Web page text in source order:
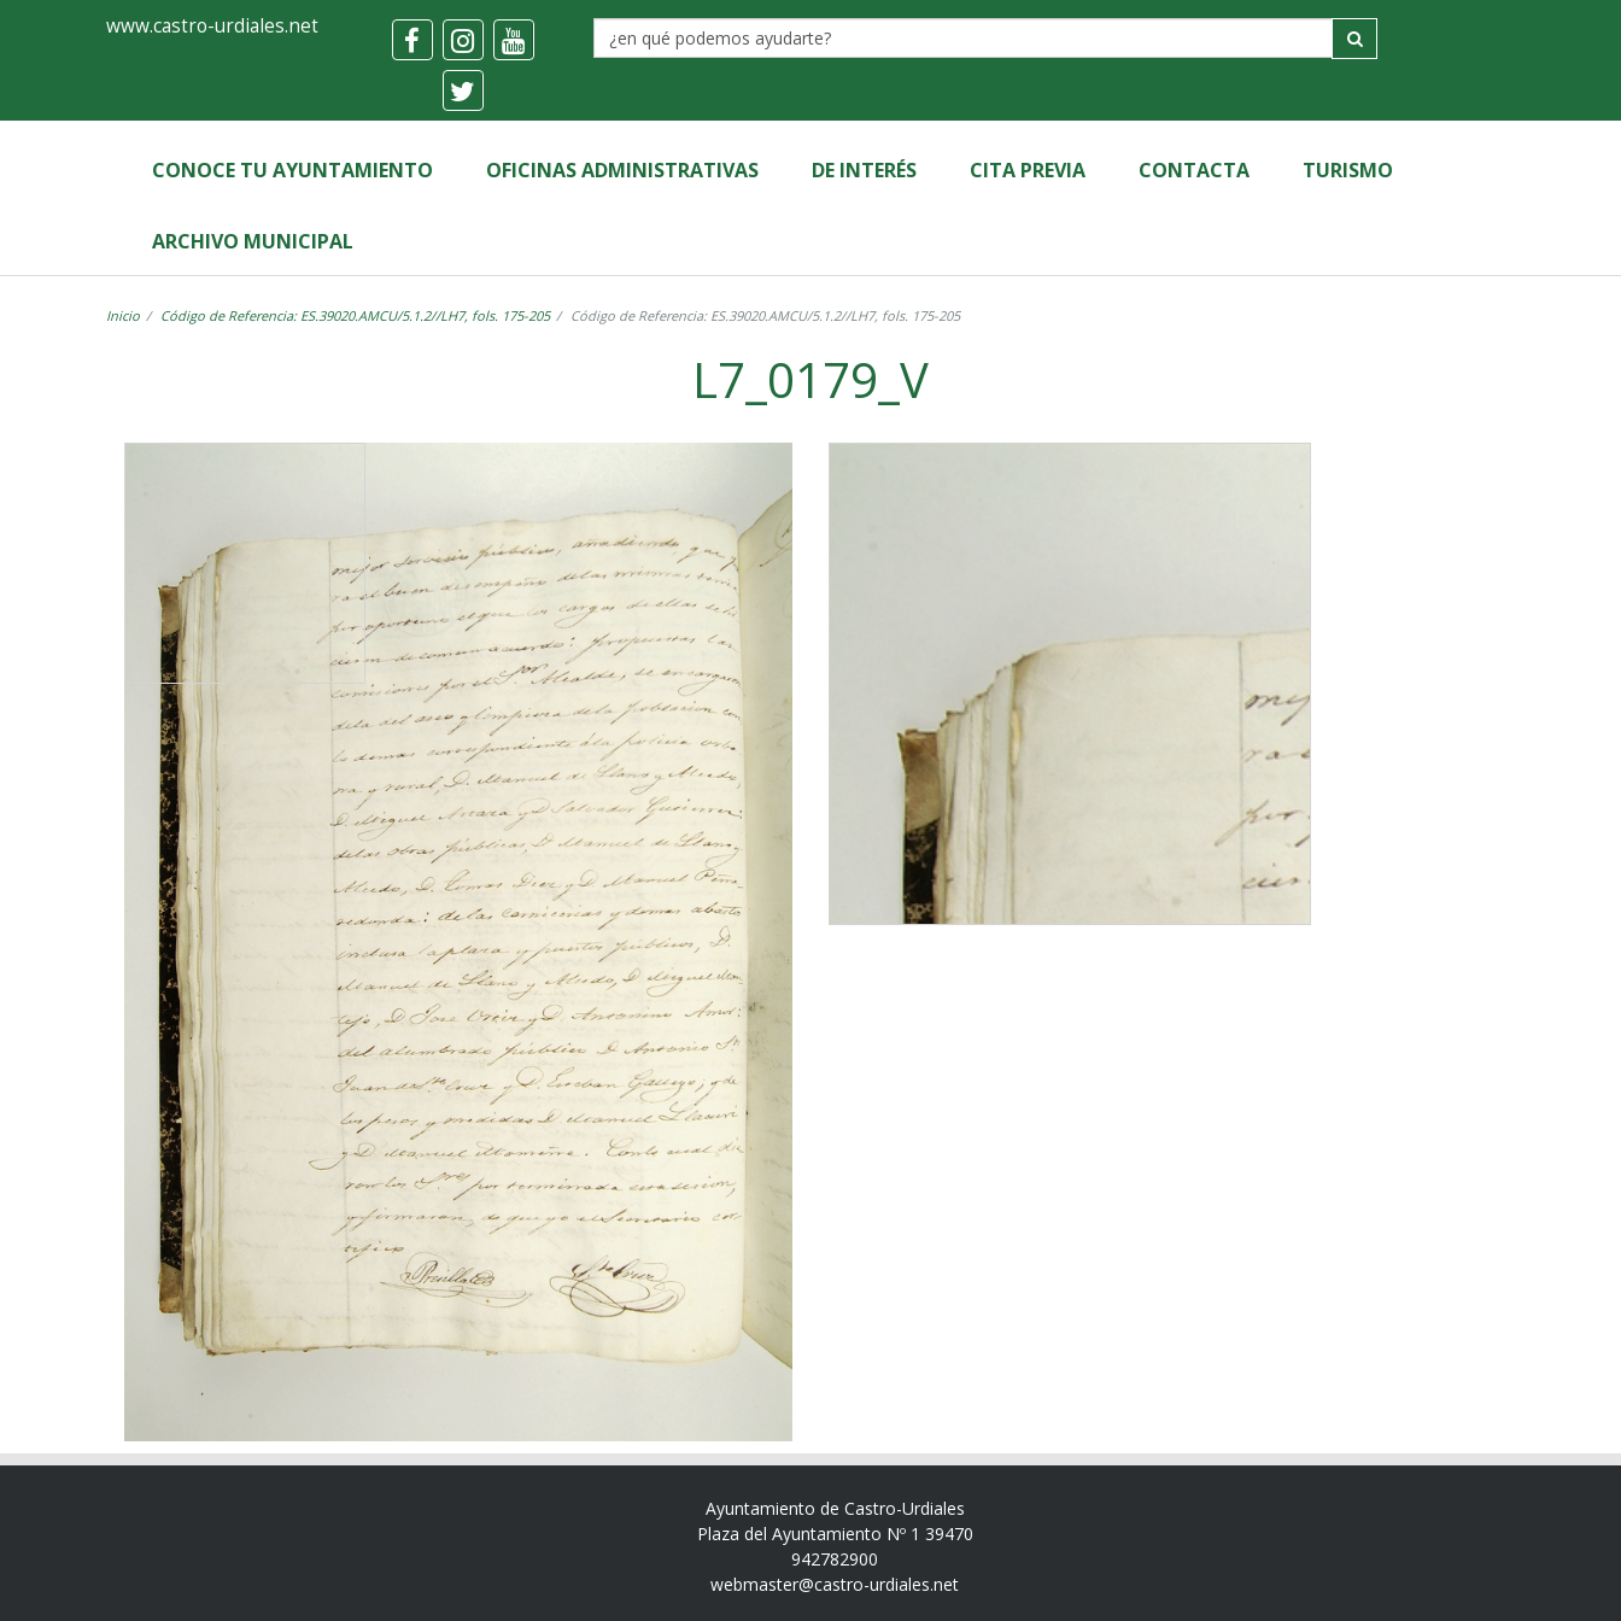
Ayuntamiento
Castro-
Urdiales
www.castro-urdiales.net
CONOCE TU AYUNTAMIENTO OFICINAS ADMINISTRATIVAS DE INTERÉS CITA PREVIA CONTACTA TURISMO
ARCHIVO MUNICIPAL
Inicio Código de Referencia: ES.39020.AMCU/5.1.2//LH7, fols. 175-205 Código de Referencia: ES.39020.AMCU/5.1.2//LH7, fols. 175-205
L7_0179_V
Ayuntamiento de Castro-Urdiales
Plaza del Ayuntamiento Nº 1 39470
942782900
webmaster@castro-urdiales.net